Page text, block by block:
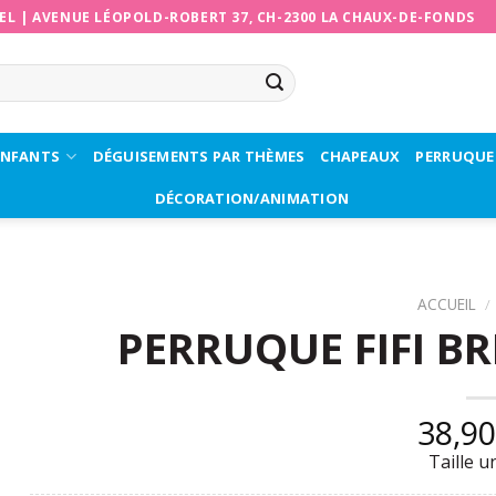
|AVENUE LÉOPOLD-ROBERT 37, CH-2300 LA CHAUX-DE-FONDS
DÉGUISEMENTS PAR THÈMES CHAPEAUX
DÉCORATION/ANIMATION
ACCUEIL /
PERRUQUE FIFI
Taille